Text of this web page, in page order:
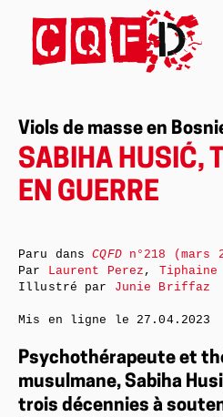
Viols de masse en
SABIHA HUSIĆ,
EN GUERRE
Psychothérapeute et
musulmane, Sabiha
trois décennies à
Paru dansCQFDn°218 (mars
Par Laurent Perez , Tiphaine
Illustré par Junie Briffaz
Mis en ligne le 27.04.2023